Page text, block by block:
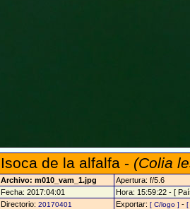
Isoca de la alfalfa - (Colia
Archivo: m010_vam_1.jpg
Apertura: f/5.6
Fecha: 2017:04:01
Hora: 15:59:22 - [
Directorio: 20170401 Exportar: [ C/logo ] - [